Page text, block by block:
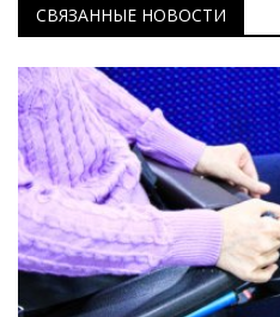
СВЯЗАННЫЕ НОВОСТИ